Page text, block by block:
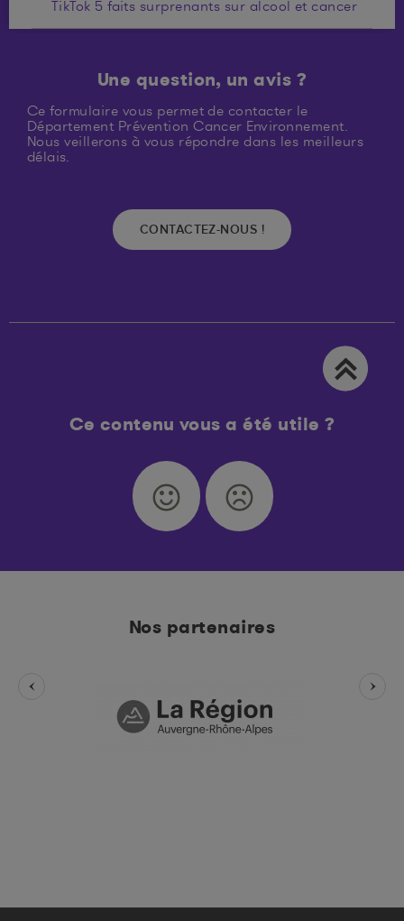
TikTok 5 faits surprenants sur alcool et cancer
Une question, un avis ?
Ce formulaire vous permet de contacter le
Département Prévention Cancer Environnement.
Nous veillerons à vous répondre dans les meilleurs
délais.
CONTACTEZ-NOUS !
Ce contenu vous a été utile ?
Nos partenaires